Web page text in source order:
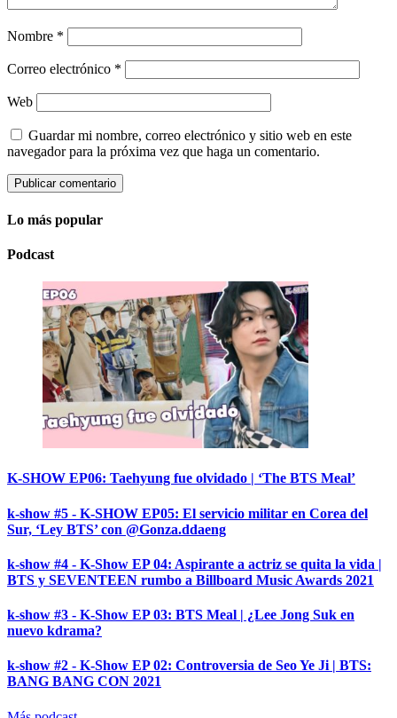
Nombre *
Correo electrónico *
Web
Guardar mi nombre, correo electrónico y sitio web en este
navegador para la próxima vez que haga un comentario.
Lo más popular
Podcast
K-SHOW EP06: Taehyung fue olvidado | ‘The BTS Meal’
k-show #5 - K-SHOW EP05: El servicio militar en Corea del
Sur, ‘Ley BTS’ con @Gonza.ddaeng
k-show #4 - K-Show EP 04: Aspirante a actriz se quita la vida |
BTS y SEVENTEEN rumbo a Billboard Music Awards 2021
k-show #3 - K-Show EP 03: BTS Meal | ¿Lee Jong Suk en
nuevo kdrama?
k-show #2 - K-Show EP 02: Controversia de Seo Ye Ji | BTS:
BANG BANG CON 2021